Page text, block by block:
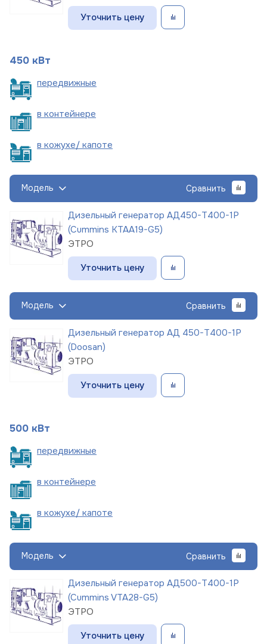
Уточнить цену
450 кВт
передвижные
в контейнере
в кожухе/ капоте
Модель Сравнить
Дизельный генератор АД450-Т400-1Р
(Cummins KTAA19-G5)
ЭТРО
Уточнить цену
Модель Сравнить
Дизельный генератор АД 450-Т400-1Р
(Doosan)
ЭТРО
Уточнить цену
500 кВт
передвижные
в контейнере
в кожухе/ капоте
Модель Сравнить
Дизельный генератор АД500-Т400-1Р
(Cummins VTA28-G5)
ЭТРО
Уточнить цену